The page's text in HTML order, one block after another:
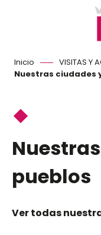
Inicio VISITAS Y
Nuestras ciudades
pueblos
Ver todas